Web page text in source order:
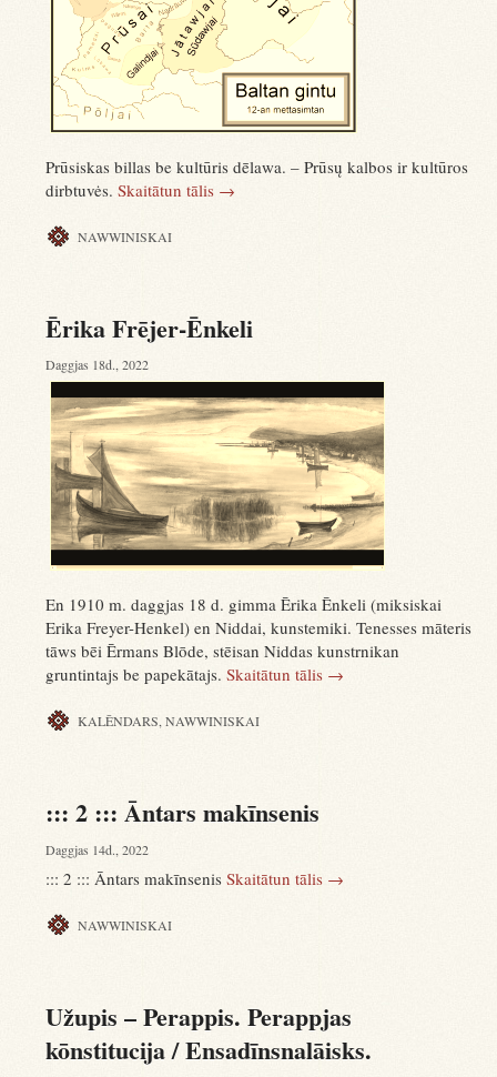
Prūsiskas billas be kultūris dēlawa. – Prūsų kalbos ir kultūros
dirbtuvės. Skaitātun tālis →
NAWWINISKAI
Ērika Frējer-Ēnkeli
Daggjas 18d., 2022
En 1910 m. daggjas 18 d. gimma Ērika Ēnkeli (miksiskai
Erika Freyer-Henkel) en Niddai, kunstemiki. Tenesses māteris
tāws bēi Ērmans Blōde, stēisan Niddas kunstrnikan
gruntintajs be papekātajs. Skaitātun tālis →
KALĒNDARS NAWWINISKAI
::: 2 ::: Āntars makīnsenis
Daggjas 14d., 2022
::: 2 ::: Āntars makīnsenis Skaitātun tālis →
NAWWINISKAI
Užupis – Perappis. Perappjas
kōnstitucija / Ensadīnsnalāisks.